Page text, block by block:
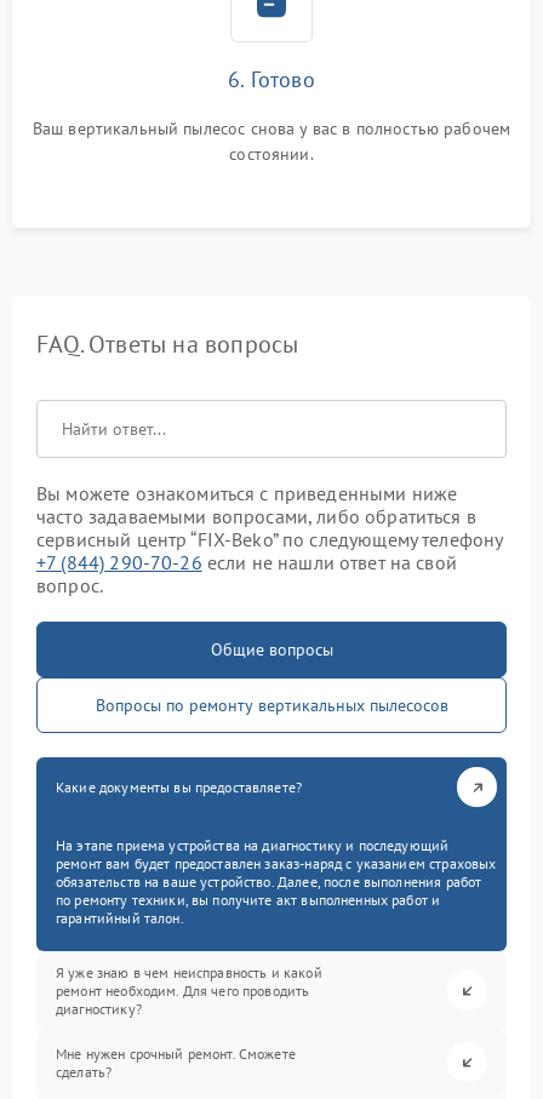
6. Готово
Ваш вертикальный пылесос снова у вас в полностью рабочем
состоянии.
FAQ. Ответы на вопросы
Вы можете ознакомиться с приведенными ниже
часто задаваемыми вопросами, либо обратиться в
сервисный центр “FIX-Beko” по следующему телефону
+7 (844) 290-70-26 если не нашли ответ на свой
вопрос.
Общие вопросы
Вопросы по ремонту вертикальных пылесосов
Какие документы вы предоставляете?
На этапе приема устройства на диагностику и последующий
ремонт вам будет предоставлен заказ-наряд с указанием страховых
обязательств на ваше устройство. Далее, после выполнения работ
по ремонту техники, вы получите акт выполненных работ и
гарантийный талон.
Я уже знаю в чем неисправность и какой
ремонт необходим. Для чего проводить
диагностику?
Мне нужен срочный ремонт. Сможете
сделать?